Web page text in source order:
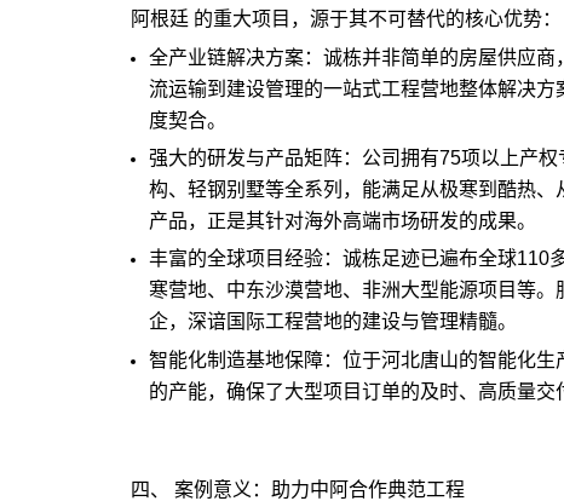
阿根廷 的重大项目，源于其不可替代的核心优势：
全产业链解决方案：诚栋并非简单的房屋供应
流运输到建设管理的一站式工程营地整体解决
度契合。
强大的研发与产品矩阵：公司拥有75项以上产
构、轻钢别墅等全系列，能满足从极寒到酷热
产品，正是其针对海外高端市场研发的成果。
丰富的全球项目经验：诚栋足迹已遍布全球110
寒营地、中东沙漠营地、非洲大型能源项目等
企，深谙国际工程营地的建设与管理精髓。
智能化制造基地保障：位于河北唐山的智能化
的产能，确保了大型项目订单的及时、高质量交
四、 案例意义：助力中阿合作典范工程